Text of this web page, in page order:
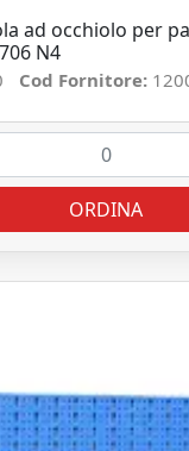
ad occhiolo per
N4
Cod Fornitore:
ORDINA